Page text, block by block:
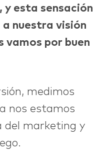
y esta sensación
nuestra visión
por buen
medimos
nos estamos
del marketing y